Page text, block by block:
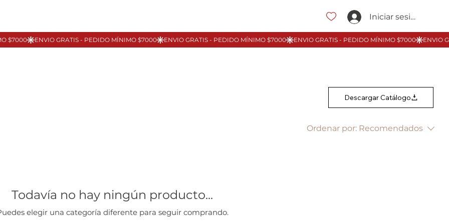
Iniciar sesión
Ordenar por: Recomendados
Todavía no hay ningún producto...
elegir una categoría diferente para seguir comprando.
Descargar Catálogo